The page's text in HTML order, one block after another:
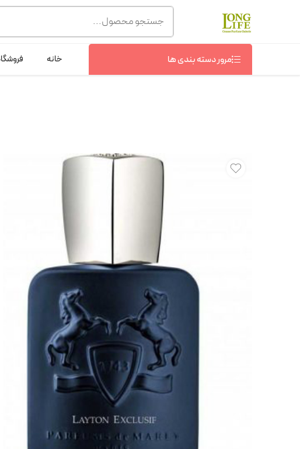
توجه! برند لانگ لایف رایحه های معروف را با شیشه و بسته بندی خود
شماره پشتیبانی :09368076869
مرور دسته بندی ها خانه